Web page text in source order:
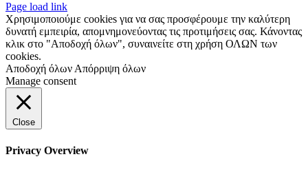
Page load link
Χρησιμοποιούμε cookies για να σας προσφέρουμε την καλύτερη
δυνατή εμπειρία, απομνημονεύοντας τις προτιμήσεις σας. Κάνοντας
κλικ στο "Αποδοχή όλων", συναινείτε στη χρήση ΟΛΩΝ των
cookies.
Αποδοχή όλωνΑπόρριψη όλων
Manage consent
Close
Privacy Overview